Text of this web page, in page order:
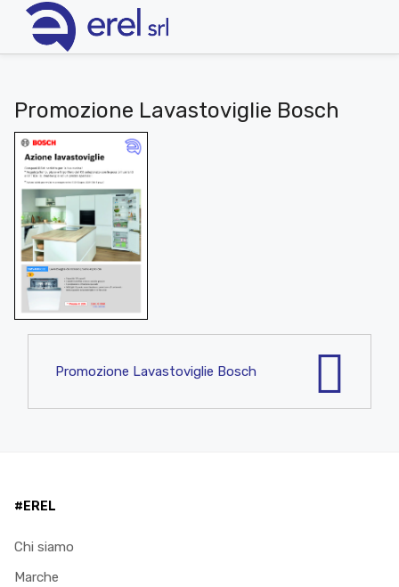
Promozione Lavastoviglie Bosch
Promozione Lavastoviglie Bosch
#EREL
Chi siamo
Marche